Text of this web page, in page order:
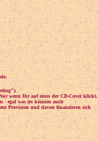
wenn Ihr auf eines der CD-Cover klickt,
- egal was (es können auch
Provision und davon finanzieren sich